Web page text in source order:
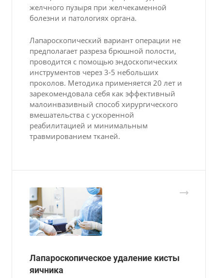
желчного пузыря при желчекаменной
болезни и патологиях органа.
Лапароскопический вариант операции не
предполагает разреза брюшной полости,
проводится с помощью эндоскопических
инструментов через 3-5 небольших
проколов. Методика применяется 20 лет и
зарекомендовала себя как эффективный
малоинвазивный способ хирургического
вмешательства с ускоренной
реабилитацией и минимальным
травмированием тканей.
Лапароскопическое удаление кисты
яичника